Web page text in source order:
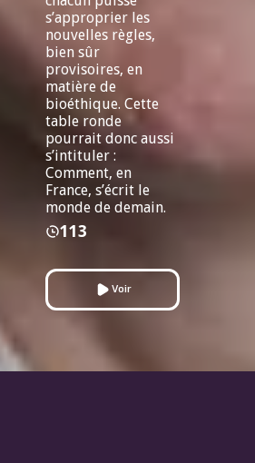
s’approprier les
nouvelles règles,
bien sûr
provisoires, en
matière de
bioéthique. Cette
table ronde
pourrait donc aussi
s’intituler :
Comment, en
France, s’écrit le
monde de demain.
113
Voir